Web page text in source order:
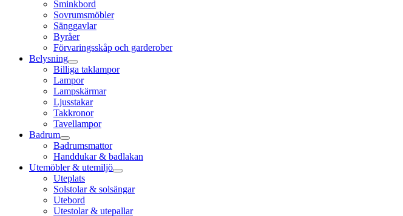
Sminkbord
Sovrumsmöbler
Sänggavlar
Byråer
Förvaringsskåp och garderober
Belysning
Billiga taklampor
Lampor
Lampskärmar
Ljusstakar
Takkronor
Tavellampor
Badrum
Badrumsmattor
Handdukar & badlakan
Utemöbler & utemiljö
Uteplats
Solstolar & solsängar
Utebord
Utestolar & utepallar